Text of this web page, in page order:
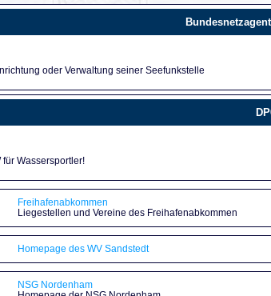
oder Verwaltung seiner Seefunkstelle
Wassersportler!
Freihafenabkommen
Liegestellen und Vereine des Freihafenabkommen
Homepage des WV Sandstedt
NSG Nordenham